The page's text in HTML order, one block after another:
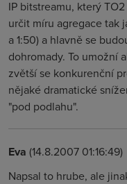
IP bitstreamu, který
určit míru agregace tak
a 1:50) a hlavně se
dohromady. To umožní
zvětší se konkurenční
nějaké dramatické
"pod podlahu".
Eva (14.8.2007 01:16:49)
Napsal to hrube, ale